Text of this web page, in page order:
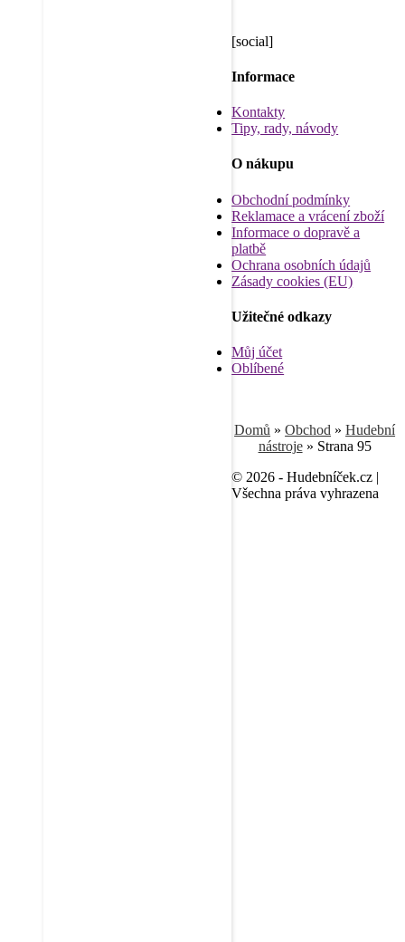
[social]
Informace
Kontakty
Tipy, rady, návody
O nákupu
Obchodní podmínky
Reklamace a vrácení zboží
Informace o dopravě a
platbě
Ochrana osobních údajů
Zásady cookies (EU)
Užitečné odkazy
Můj účet
Oblíbené
Domů »Obchod »Hudební
nástroje» Strana 95
© 2026 - Hudebníček.cz |
Všechna práva vyhrazena